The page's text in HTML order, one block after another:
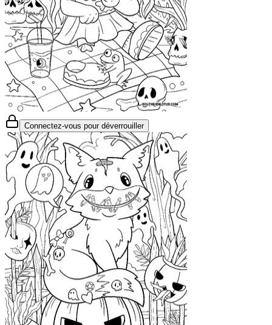
Connectez-vous pour déverrouiller